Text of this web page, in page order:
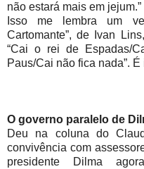
não estará mais em
Isso me lembra um
Cartomante”, de Ivan
“Cai o rei de Espadas/
Paus/Cai não fica nada”. É
O governo paralelo de
Deu na coluna do
convivência com
presidente Dilma